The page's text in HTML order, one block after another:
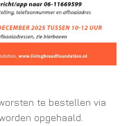
te bestellen via
opgehaald.